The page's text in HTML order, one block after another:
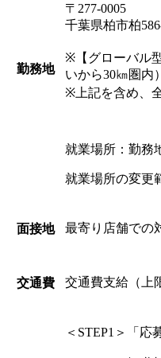
勤務地
〒277-0005
千葉県柏市柏
※【グローバル
いから30㎞圏内
※上記を含め、
就業場所：勤務
就業場所の変更
面接地 最寄り店舗での
交通費 交通費支給（上
＜STEP1＞「応